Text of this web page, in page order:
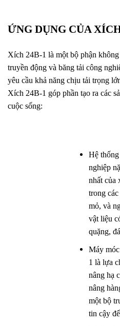
ỨNG DỤNG CỦA
Xích 24B-1 là một bộ phận
truyền động và băng tải công
yêu cầu khả năng chịu tải trọng
Xích 24B-1 góp phần tạo ra các
cuộc sống:
Hệ
nghiệp
nhất của
trong
mỏ, và
vật liệu
quặng,
Máy
1 là lựa
nâng hạ
nâng
một bộ
tin cậy